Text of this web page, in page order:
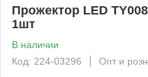
Прожектор LED
1шт
В наличии
Код: 224-03296
Опт и